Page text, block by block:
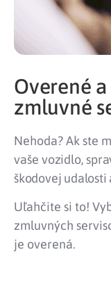
Overené
zmluvné
Nehoda? Ak ste
vaše vozidlo,
škodovej
Uľahčite si to!
zmluvných
je overená.